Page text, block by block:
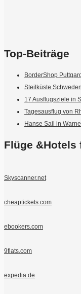
Top-Beiträge
BorderShop
Steilküste
17 Ausflugsziele in
Tagesausflug von
Hanse Sail in
Flüge &Hotels
Skyscanner.net
cheaptickets.com
ebookers.com
9flats.com
expedia.de